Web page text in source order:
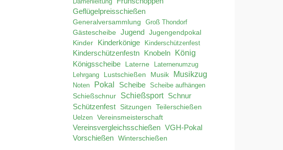
Geflügelpreisschießen
Generalversammlung
Groß Thondorf
Gästescheibe
Jugend Jugengendpokal
Kinder
Kinderkönige Kinderschützenfest
Kinderschützenfestn Knobeln
König
Königsscheibe
Laterne
Laternenumzug
Lehrgang
Lustschießen Musik Musikzug
Noten Pokal Scheibe Scheibe aufhängen
Schießschnur
Schießsport
Schnur
Schützenfest
Sitzungen Teilerschießen
Uelzen Vereinsmeisterschaft
Vereinsvergleichsschießen VGH-Pokal
Vorschießen Winterschießen